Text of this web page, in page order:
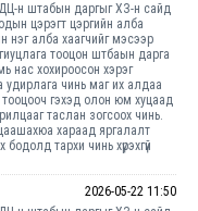
ДЦ-н штабын даргыг ХЗ-н сайд
цэрэгт цэргийн алба
нэг алба хаагчийг мэсээр
тооцон штбаын дарга
нас хохироосон хэрэг
удирлага чинь маг их алдаа
тооцооч гэхэд олон юм хуцаад
таслан зогсоох чинь.
хараад яргалалт
тархи чинь хүрэхгүй
2026-05-22 11:50